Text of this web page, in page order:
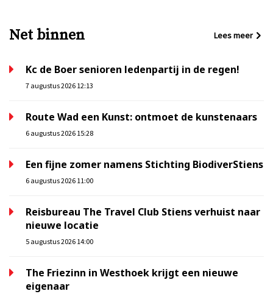
Net binnen Lees meer
Kc de Boer senioren ledenpartij in de regen!
7 augustus 2026 12:13
Route Wad een Kunst: ontmoet de kunstenaars
6 augustus 2026 15:28
Een fijne zomer namens Stichting BiodiverStiens
6 augustus 2026 11:00
Reisbureau The Travel Club Stiens verhuist naar
nieuwe locatie
5 augustus 2026 14:00
The Friezinn in Westhoek krijgt een nieuwe
eigenaar